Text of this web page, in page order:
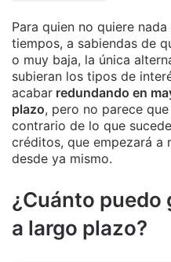
Para quien no quiere
tiempos, a sabiendas de
o muy baja, la única
subieran los tipos de
acabar redundando en
plazo, pero no parece
contrario de lo que
créditos, que empezará a
desde ya mismo.
¿Cuánto
a largo plazo?